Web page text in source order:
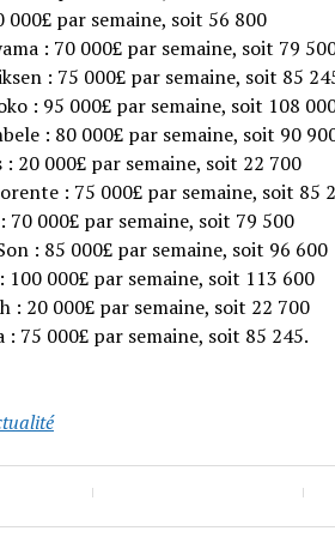
000£ par semaine, soit 56 800
: 70 000£ par semaine, soit 79
: 75 000£ par semaine, soit 85
: 95 000£ par semaine, soit 108
: 80 000£ par semaine, soit 90
: 20 000£ par semaine, soit 22 700
: 75 000£ par semaine, soit 85
70 000£ par semaine, soit 79 500
: 85 000£ par semaine, soit 96 600
100 000£ par semaine, soit 113 600
: 20 000£ par semaine, soit 22 700
: 75 000£ par semaine, soit 85 245.